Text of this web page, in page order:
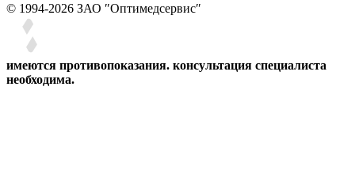
© 1994-2026 ЗАО ″Оптимедсервис″
имеются противопоказания. консультация специалиста
необходима.